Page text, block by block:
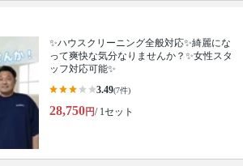
✨ハウスクリーニング全般対応✨綺麗にな
って爽快な気分なりませんか？✨女性スタ
ッフ対応可能✨
3.49(7件)
28,750円/ 1セット